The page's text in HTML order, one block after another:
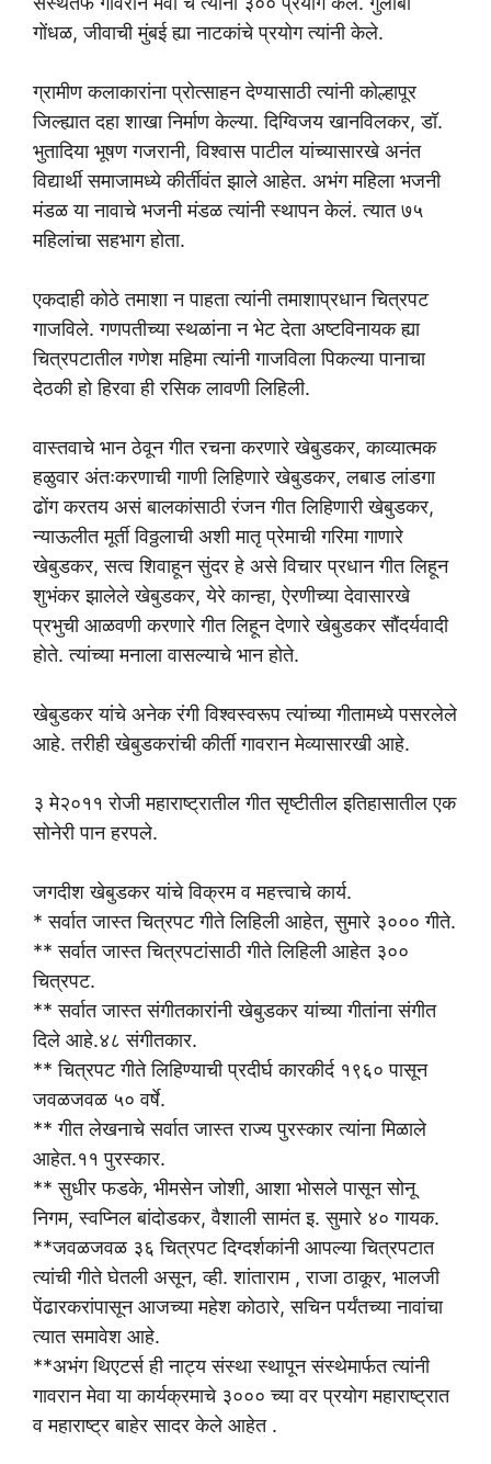
गोंधळ, जीवाची मुंबई ह्या नाटकांचे प्रयोग त्यांनी केले.
ग्रामीण कलाकारांना प्रोत्साहन देण्यासाठी त्यांनी कोल्हापूर
जिल्ह्यात दहा शाखा निर्माण केल्या. दिग्विजय खानविलकर, डॉ.
भुतादिया भूषण गजरानी, विश्वास पाटील यांच्यासारखे अनंत
विद्यार्थी समाजामध्ये कीर्तीवंत झाले आहेत. अभंग महिला भजनी
मंडळ या नावाचे भजनी मंडळ त्यांनी स्थापन केलं. त्यात ७५
महिलांचा सहभाग होता.
एकदाही कोठे तमाशा न पाहता त्यांनी तमाशाप्रधान चित्रपट
गाजविले. गणपतीच्या स्थळांना न भेट देता अष्टविनायक ह्या
चित्रपटातील गणेश महिमा त्यांनी गाजविला पिकल्या पानाचा
देठकी हो हिरवा ही रसिक लावणी लिहिली.
वास्तवाचे भान ठेवून गीत रचना करणारे खेबुडकर, काव्यात्मक
हळुवार अंतःकरणाची गाणी लिहिणारे खेबुडकर, लबाड लांडगा
ढोंग करतय असं बालकांसाठी रंजन गीत लिहिणारी खेबुडकर,
न्याऊलीत मूर्ती विठ्ठलाची अशी मातृ प्रेमाची गरिमा गाणारे
खेबुडकर, सत्व शिवाहून सुंदर हे असे विचार प्रधान गीत लिहून
शुभंकर झालेले खेबुडकर, येरे कान्हा, ऐरणीच्या देवासारखे
प्रभुची आळवणी करणारे गीत लिहून देणारे खेबुडकर सौंदर्यवादी
होते. त्यांच्या मनाला वासल्याचे भान होते.
खेबुडकर यांचे अनेक रंगी विश्वस्वरूप त्यांच्या गीतामध्ये पसरलेले
आहे. तरीही खेबुडकरांची कीर्ती गावरान मेव्यासारखी आहे.
३ मे२०११ रोजी महाराष्ट्रातील गीत सृष्टीतील इतिहासातील एक
सोनेरी पान हरपले.
जगदीश खेबुडकर यांचे विक्रम व महत्त्वाचे कार्य.
* सर्वात जास्त चित्रपट गीते लिहिली आहेत, सुमारे ३००० गीते.
** सर्वात जास्त चित्रपटांसाठी गीते लिहिली आहेत ३००
चित्रपट.
** सर्वात जास्त संगीतकारांनी खेबुडकर यांच्या गीतांना संगीत
दिले आहे.४८ संगीतकार.
** चित्रपट गीते लिहिण्याची प्रदीर्घ कारकीर्द १९६० पासून
जवळजवळ ५० वर्षे.
** गीत लेखनाचे सर्वात जास्त राज्य पुरस्कार त्यांना मिळाले
आहेत.११ पुरस्कार.
** सुधीर फडके, भीमसेन जोशी, आशा भोसले पासून सोनू
निगम, स्वप्निल बांदोडकर, वैशाली सामंत इ. सुमारे ४० गायक.
**जवळजवळ ३६ चित्रपट दिग्दर्शकांनी आपल्या चित्रपटात
त्यांची गीते घेतली असून, व्ही. शांताराम , राजा ठाकूर, भालजी
पेंढारकरांपासून आजच्या महेश कोठारे, सचिन पर्यंतच्या नावांचा
त्यात समावेश आहे.
**अभंग थिएटर्स ही नाट्य संस्था स्थापून संस्थेमार्फत त्यांनी
गावरान मेवा या कार्यक्रमाचे ३००० च्या वर प्रयोग महाराष्ट्रात
व महाराष्ट्र बाहेर सादर केले आहेत .